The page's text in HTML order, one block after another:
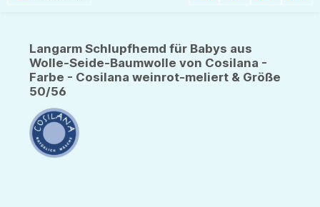
Langarm Schlupfhemd für Babys aus
Wolle-Seide-Baumwolle von Cosilana -
Farbe - Cosilana weinrot-meliert & Größe
50/56